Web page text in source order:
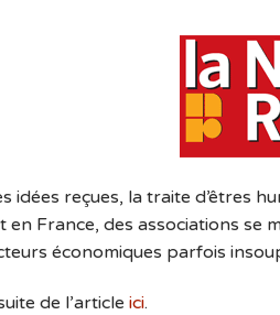
idées reçues, la traite d’êtres
en France, des associations se
économiques parfois
de l’article ici.